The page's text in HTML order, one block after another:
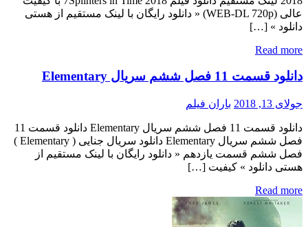
عالی (WEB-DL 720p) « دانلود رایگان با لینک مستقیم از هستی
دانلود » […]
Read more
دانلود قسمت 11 فصل ششم سریال Elementary
جولای 13, 2018 باران فیلم
دانلود قسمت 11 فصل ششم سریال Elementary دانلود قسمت 11
فصل ششم سریال Elementary دانلود سریال جنایی ( Elementary )
فصل ششم قسمت یازدهم « دانلود رایگان با لینک مستقیم از
هستی دانلود » کیفیت […]
Read more